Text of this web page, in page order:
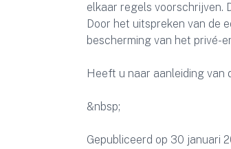
elkaar regels voorschrijven.
Door het uitspreken van de
bescherming van het privé-
Heeft u naar aanleiding van
&nbsp;
Gepubliceerd op 30 januari